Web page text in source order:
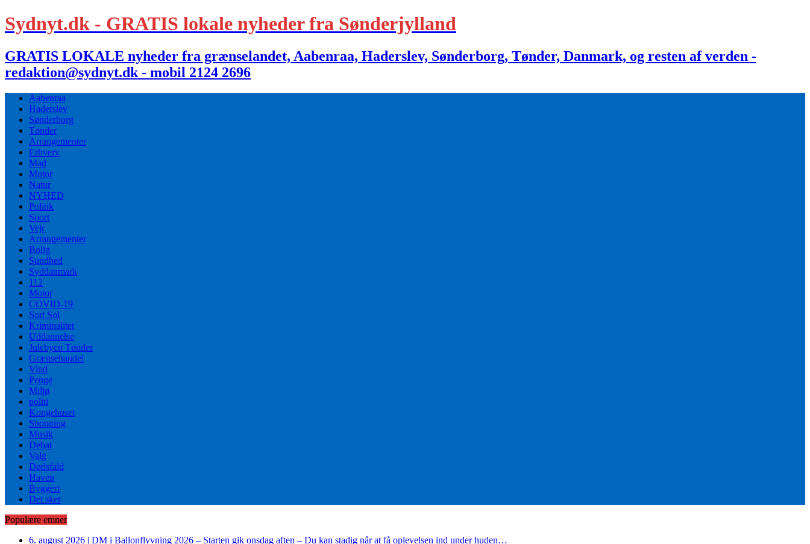
Sydnyt.dk - GRATIS lokale nyheder fra Sønderjylland
GRATIS LOKALE nyheder fra grænselandet, Aabenraa, Haderslev, Sønderborg, Tønder, Danmark, og resten af verden -
redaktion@sydnyt.dk - mobil 2124 2696
Aabenraa
Haderslev
Sønderborg
Tønder
Arrangementer
Erhverv
Mad
Motor
Natur
NYHED
Politik
Sport
Vejr
Arrangementer
Bolig
Sundhed
Syddanmark
112
Motor
COVID-19
Sort Sol
Kriminalitet
Uddannelse
Julebyen Tønder
Grænsehandel
Vind
Penge
Miljø
politi
Kongehuset
Shopping
Musik
Debat
Valg
Dødsfald
Haven
Byggeri
Det sker
Populære emner
6. august 2026 | DM i Ballonflyvning 2026 – Starten gik onsdag aften – Du kan stadig når at få oplevelsen ind under huden…